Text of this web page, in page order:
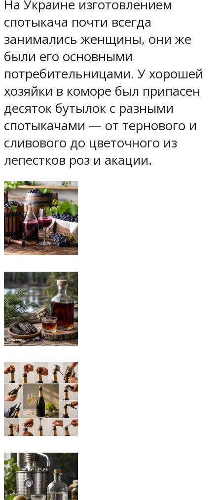
На Украине изготовлением
спотыкача почти всегда
занимались женщины, они же
были его основными
потребительницами. У хорошей
хозяйки в коморе был припасен
десяток бутылок с разными
спотыкачами — от тернового и
сливового до цветочного из
лепестков роз и акации.